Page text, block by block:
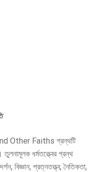
Other Faiths গ্রন্থটি
তুলনামূলক ধর্মতত্ত্বের গ্রন্থ
বিজ্ঞান, প্রত্নতত্ত্ব, নৈতিকতা,